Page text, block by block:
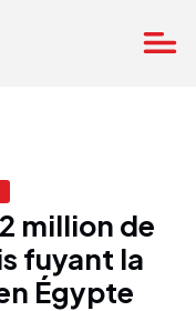
million de
fuyant la
Égypte